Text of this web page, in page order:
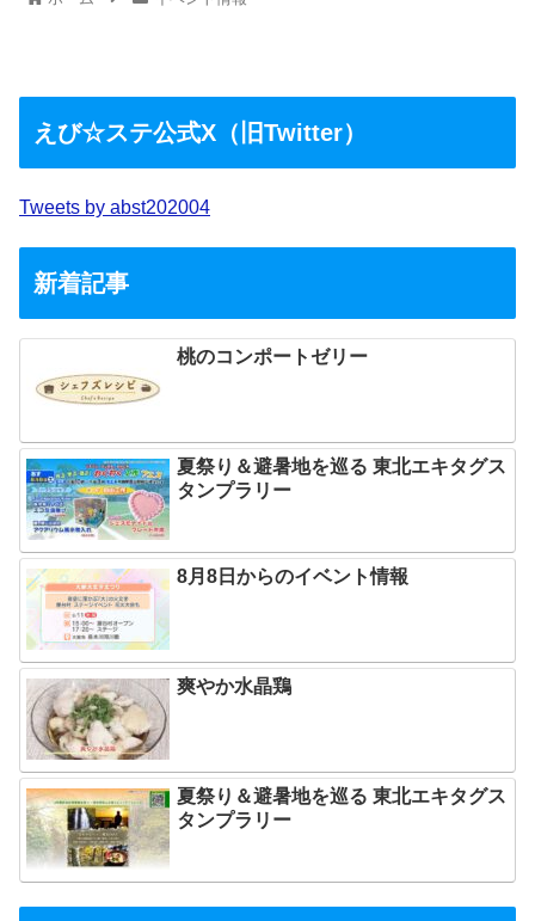
えび☆ステ公式X（旧Twitter）
Tweets by abst202004
新着記事
桃のコンポートゼリー
夏祭り＆避暑地を巡る 東北エキタグス
タンプラリー
8月8日からのイベント情報
爽やか水晶鶏
夏祭り＆避暑地を巡る 東北エキタグス
タンプラリー